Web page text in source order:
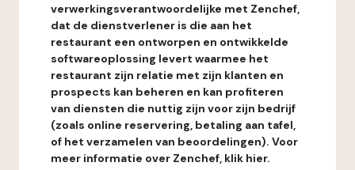
verwerkingsverantwoordelijke met Zenchef,
dat de dienstverlener is die aan het
restaurant een ontworpen en ontwikkelde
softwareoplossing levert waarmee het
restaurant zijn relatie met zijn klanten en
prospects kan beheren en kan profiteren
van diensten die nuttig zijn voor zijn bedrijf
(zoals online reservering, betaling aan tafel,
of het verzamelen van beoordelingen). Voor
meer informatie over Zenchef, klik hier.